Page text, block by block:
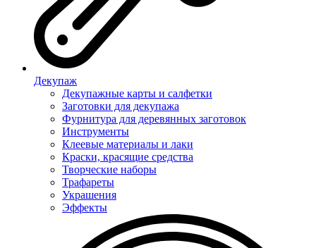
Декупаж
Декупажные карты и салфетки
Заготовки для декупажа
Фурнитура для деревянных заготовок
Инструменты
Клеевые материалы и лаки
Краски, красящие средства
Творческие наборы
Трафареты
Украшения
Эффекты